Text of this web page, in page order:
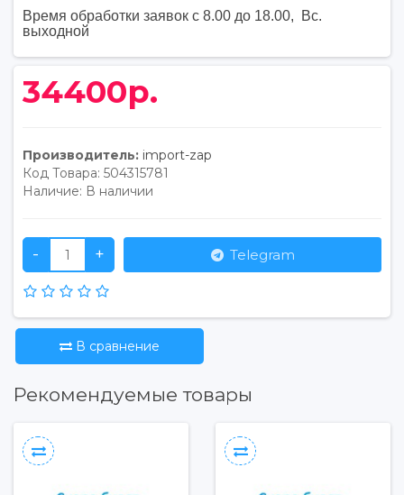
Время обработки заявок с 8.00 до 18.00, Вс.
выходной
34400р.
Производитель: import-zap
Код Товара: 504315781
Наличие: В наличии
- + Telegram
В сравнение
Рекомендуемые товары